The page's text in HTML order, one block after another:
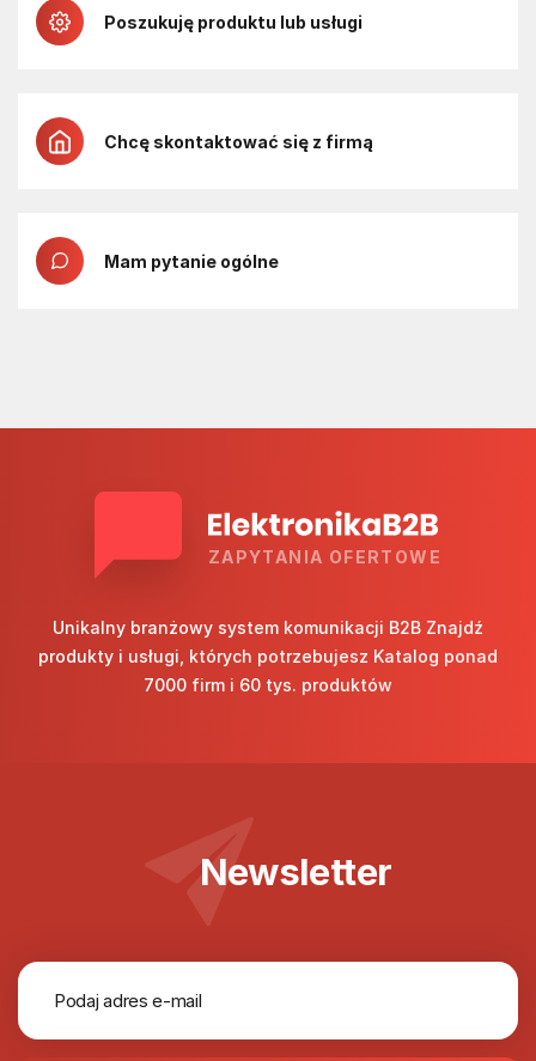
Poszukuję produktu lub usługi
Chcę skontaktować się z firmą
Mam pytanie ogólne
ZAPYTANIA OFERTOWE
Unikalny branżowy system komunikacji B2B Znajdź
produkty i usługi, których potrzebujesz Katalog ponad
7000 firm i 60 tys. produktów
Newsletter